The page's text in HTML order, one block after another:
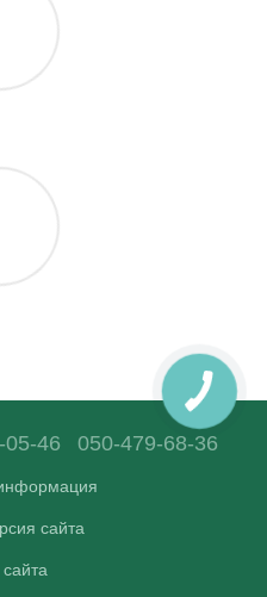
05-46 050-479-68-36
сайта